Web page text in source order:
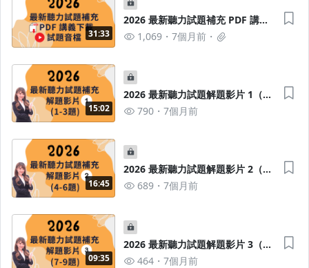
31:33
2026 最新聽力試題補充 PDF 講義
下載 & 試題音檔
1,069 7個月前
15:02
2026 最新聽力試題解題影片 1（1-
3題）
790 7個月前
16:45
2026 最新聽力試題解題影片 2（4-
6題）
689 7個月前
09:35
2026 最新聽力試題解題影片 3（7-
9題）
464 7個月前